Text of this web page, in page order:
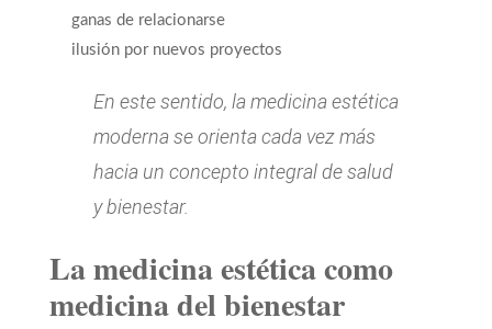
ganas de relacionarse
ilusión por nuevos proyectos
En este sentido, la medicina estética
moderna se orienta cada vez más
hacia un concepto integral de salud
y bienestar.
La medicina estética como
medicina del bienestar